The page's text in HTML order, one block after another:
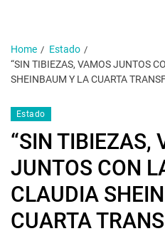
Home
Estado
“SIN TIBIEZAS, VAMOS JUNTOS
SHEINBAUM Y LA CUARTA
Estado
“SIN TIBIEZAS,
JUNTOS CON
CLAUDIA
CUARTA